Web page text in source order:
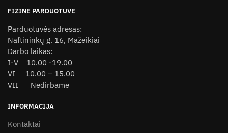
FIZINĖ PARDUOTUVĖ
Parduotuvės adresas:
Naftininkų g. 16, Mažeikiai
Darbo laikas:
I-V 10.00 -19.00
VI 10.00 – 15.00
VII Nedirbame
INFORMACIJA
Kontaktai